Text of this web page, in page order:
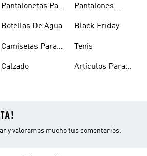
Pantalonetas Para
Botellas De Agua
Camisetas Para
Calzado
Pantalones
Black Friday
Tenis
Artículos Para
y valoramos mucho tus comentarios.